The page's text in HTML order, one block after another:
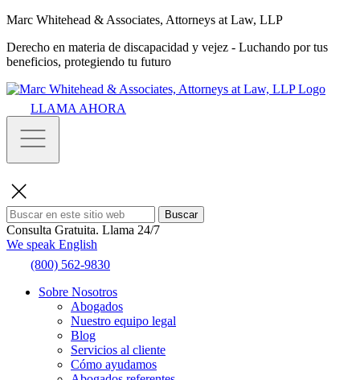
Marc Whitehead & Associates, Attorneys at Law, LLP
Derecho en materia de discapacidad y vejez - Luchando por tus
beneficios, protegiendo tu futuro
LLAMA AHORA
Buscar
Consulta Gratuita. Llama 24/7
We speak English
(800) 562-9830
Sobre Nosotros
Abogados
Nuestro equipo legal
Blog
Servicios al cliente
Cómo ayudamos